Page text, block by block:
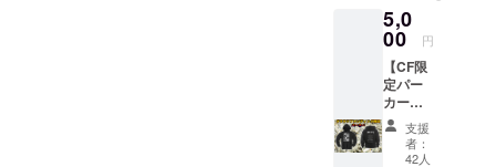
す。 ご
了承下
さい。
(170CM
) 50 69
59 L
(175CM
) 53 72
60 XL
(180CM
) 56 74
者限定
感謝の
アコー
ス
ティッ
クライ
ブ」
2019年
4月15日
5,0
00 円
【CF限
定パー
カー】
ここで
しか手
に入ら
支援
者：
42人